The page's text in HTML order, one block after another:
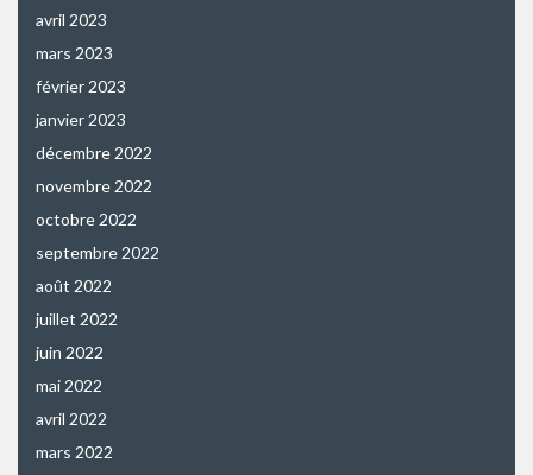
avril 2023
mars 2023
février 2023
janvier 2023
décembre 2022
novembre 2022
octobre 2022
septembre 2022
août 2022
juillet 2022
juin 2022
mai 2022
avril 2022
mars 2022